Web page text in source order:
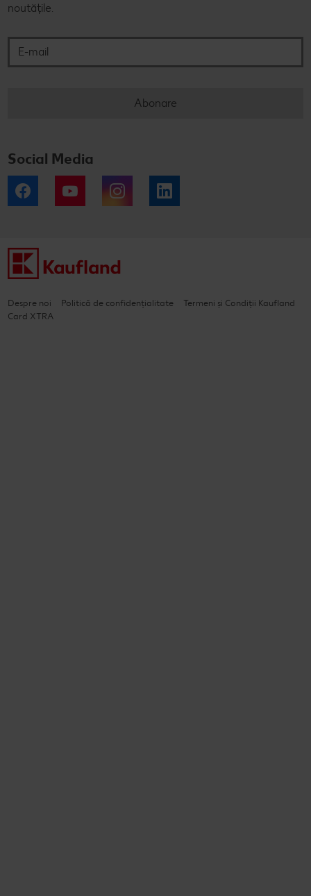
noutățile.
Abonare
Social Media
Facebook YouTube Instagram
Despre noi Politică de confidențialitate
Termeni și Condiții Kaufland
Card XTRA